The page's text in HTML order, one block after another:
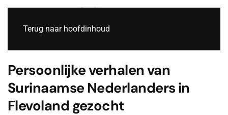
Terug naar hoofdinhoud
Persoonlijke verhalen van
Surinaamse Nederlanders in
Flevoland gezocht